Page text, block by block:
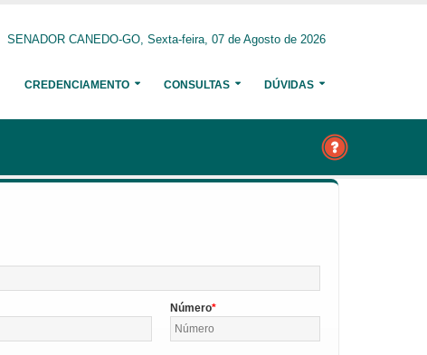
SENADOR CANEDO-GO, Sexta-feira, 07 de Agosto de 2026
CREDENCIAMENTO CONSULTAS DÚVIDAS
Número